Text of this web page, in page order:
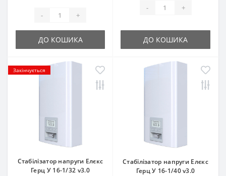
- +
ДО КОШИКА
- +
ДО КОШИКА
Закінчується
Стабілізатор напруги Елєкс
Герц У 16-1/32 v3.0
Стабілізатор напруги Елєкс
Герц У 16-1/40 v3.0